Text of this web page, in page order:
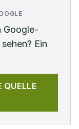
Google-
Ein
QUELLE